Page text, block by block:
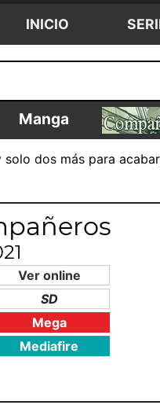
INICIO
Manga
dos más para
Ver online
SD
Mega
Mediafire